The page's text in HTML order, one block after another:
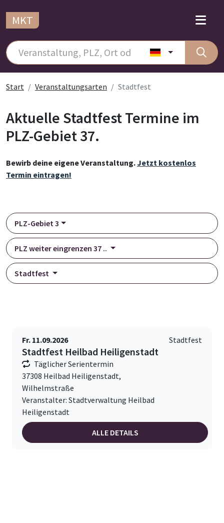
MKT
Start Veranstaltungsarten Stadtfest
Aktuelle Stadtfest Termine im
PLZ-Gebiet 37.
Bewirb deine eigene Veranstaltung.Jetzt kostenlos
Termin eintragen!
PLZ-Gebiet 3
PLZ weiter eingrenzen 37 ..
Stadtfest
Fr. 11.09.2026 Stadtfest
Stadtfest Heilbad Heiligenstadt
Täglicher Serientermin
37308 Heilbad Heiligenstadt,
Wilhelmstraße
Veranstalter: Stadtverwaltung Heilbad
Heiligenstadt
ALLE DETAILS